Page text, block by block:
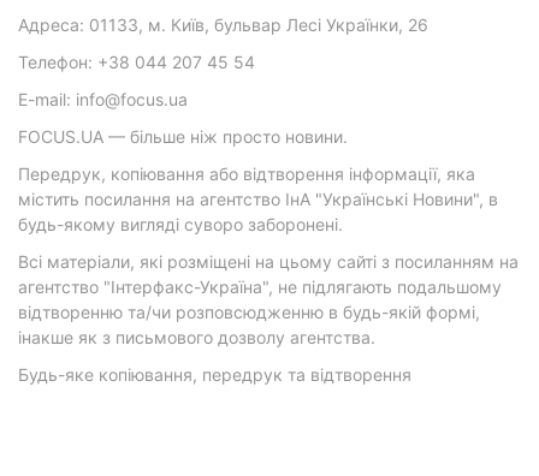
Адреса: 01133, м. Київ, бульвар Лесі Українки, 26
Телефон: +38 044 207 45 54
E-mail: info@focus.ua
FOCUS.UA — більше ніж просто новини.
Передрук, копіювання або відтворення інформації, яка
містить посилання на агентство ІнА "Українські Новини", в
будь-якому вигляді суворо заборонені.
Всі матеріали, які розміщені на цьому сайті з посиланням на
агентство "Інтерфакс-Україна", не підлягають подальшому
відтворенню та/чи розповсюдженню в будь-якій формі,
інакше як з письмового дозволу агентства.
Будь-яке копіювання, передрук та відтворення